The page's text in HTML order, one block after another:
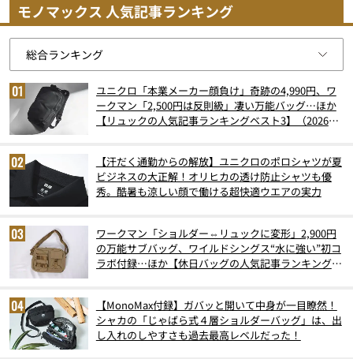
モノマックス 人気記事ランキング
ユニクロ「本業メーカー顔負け」奇跡の4,990円、ワ
ークマン「2,500円は反則級」凄い万能バッグ…ほか
【リュックの人気記事ランキングベスト3】（2026年
【汗だく通勤からの解放】ユニクロのポロシャツが夏
ビジネスの大正解！オリヒカの透け防止シャツも優
秀。酷暑も涼しい顔で働ける超快適ウエアの実力
ワークマン「ショルダー⇔リュックに変形」2,900円
の万能サブバッグ、ワイルドシングス“水に強い”初コ
ラボ付録…ほか【休日バッグの人気記事ランキングベ
【MonoMax付録】ガバッと開いて中身が一目瞭然！
シャカの「じゃばら式４層ショルダーバッグ」は、出
し入れのしやすさも過去最高レベルだった！